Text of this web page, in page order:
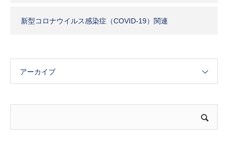
新型コロナウイルス感染症（COVID-19）関連
アーカイブ